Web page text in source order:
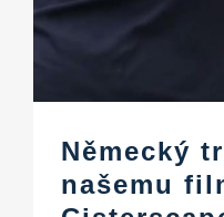
Německý
našemu